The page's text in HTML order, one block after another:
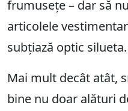
frumusețe – dar să
articolele
subțiază optic silueta.
Mai mult decât atât,
bine nu doar alături